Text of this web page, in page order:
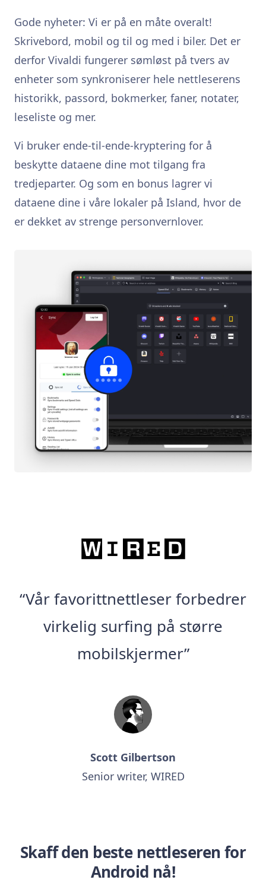
Gode nyheter: Vi er på en måte overalt!
Skrivebord, mobil og til og med i biler. Det er
derfor Vivaldi fungerer sømløst på tvers av
enheter som synkroniserer hele nettleserens
historikk, passord, bokmerker, faner, notater,
leseliste og mer.
Vi bruker ende-til-ende-kryptering for å
beskytte dataene dine mot tilgang fra
tredjeparter. Og som en bonus lagrer vi
dataene dine i våre lokaler på Island, hvor de
er dekket av strenge personvernlover.
“Vår favorittnettleser forbedrer
virkelig surfing på større
mobilskjermer”
Scott Gilbertson
Senior writer, WIRED
Skaff den beste nettleseren for
Android nå!